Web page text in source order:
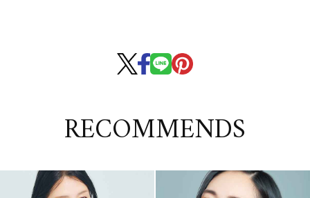
RECOMMENDS